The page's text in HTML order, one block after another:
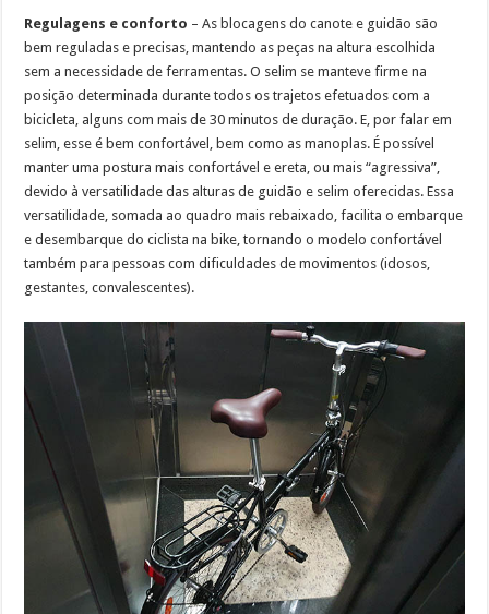
Regulagens e conforto – As blocagens do canote e guidão são
bem reguladas e precisas, mantendo as peças na altura escolhida
sem a necessidade de ferramentas. O selim se manteve firme na
posição determinada durante todos os trajetos efetuados com a
bicicleta, alguns com mais de 30 minutos de duração. E, por falar em
selim, esse é bem confortável, bem como as manoplas. É possível
manter uma postura mais confortável e ereta, ou mais “agressiva”,
devido à versatilidade das alturas de guidão e selim oferecidas. Essa
versatilidade, somada ao quadro mais rebaixado, facilita o embarque
e desembarque do ciclista na bike, tornando o modelo confortável
também para pessoas com dificuldades de movimentos (idosos,
gestantes, convalescentes).